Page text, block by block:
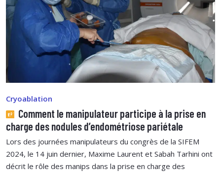
Cryoablation
Comment le manipulateur participe à la prise en
charge des nodules d’endométriose pariétale
Lors des journées manipulateurs du congrès de la SIFEM
2024, le 14 juin dernier, Maxime Laurent et Sabah Tarhini ont
décrit le rôle des manips dans la prise en charge des